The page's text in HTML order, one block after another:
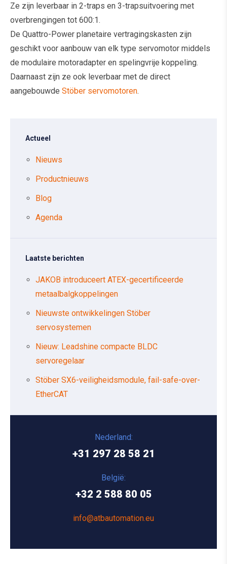
Ze zijn leverbaar in 2-traps en 3-trapsuitvoering met
overbrengingen tot 600:1.
De Quattro-Power planetaire vertragingskasten zijn
geschikt voor aanbouw van elk type servomotor middels
de modulaire motoradapter en spelingvrije koppeling.
Daarnaast zijn ze ook leverbaar met de direct
aangebouwde Stöber servomotoren.
Actueel
Nieuws
Productnieuws
Blog
Agenda
Laatste berichten
JAKOB introduceert ATEX-gecertificeerde
metaalbalgkoppelingen
Nieuwste ontwikkelingen Stöber
servosystemen
Nieuw: Leadshine compacte BLDC
servoregelaar
Stöber SX6-veiligheidsmodule, fail-safe-over-
EtherCAT
Nederland:
+31 297 28 58 21
België:
+32 2 588 80 05
info@atbautomation.eu